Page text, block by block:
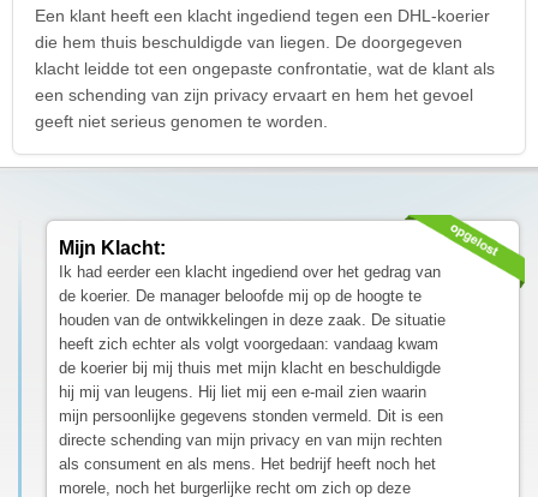
Een klant heeft een klacht ingediend tegen een DHL-koerier
die hem thuis beschuldigde van liegen. De doorgegeven
klacht leidde tot een ongepaste confrontatie, wat de klant als
een schending van zijn privacy ervaart en hem het gevoel
geeft niet serieus genomen te worden.
Mijn Klacht:
Ik had eerder een klacht ingediend over het gedrag van
de koerier. De manager beloofde mij op de hoogte te
houden van de ontwikkelingen in deze zaak. De situatie
heeft zich echter als volgt voorgedaan: vandaag kwam
de koerier bij mij thuis met mijn klacht en beschuldigde
hij mij van leugens. Hij liet mij een e-mail zien waarin
mijn persoonlijke gegevens stonden vermeld. Dit is een
directe schending van mijn privacy en van mijn rechten
als consument en als mens. Het bedrijf heeft noch het
morele, noch het burgerlijke recht om zich op deze